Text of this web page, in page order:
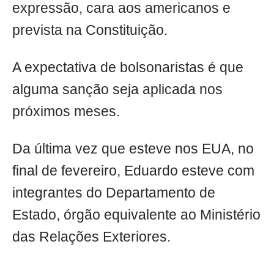
expressão, cara aos americanos e
prevista na Constituição.
A expectativa de bolsonaristas é que
alguma sanção seja aplicada nos
próximos meses.
Da última vez que esteve nos EUA, no
final de fevereiro, Eduardo esteve com
integrantes do Departamento de
Estado, órgão equivalente ao Ministério
das Relações Exteriores.